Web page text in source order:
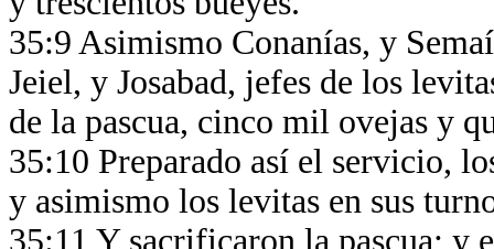
35:9 Asimismo Conanías, y
Jeiel, y Josabad, jefes de los
de la pascua, cinco mil ovejas y
35:10 Preparado así el servicio,
y asimismo los levitas en sus
35:11 Y sacrificaron la pascua; y